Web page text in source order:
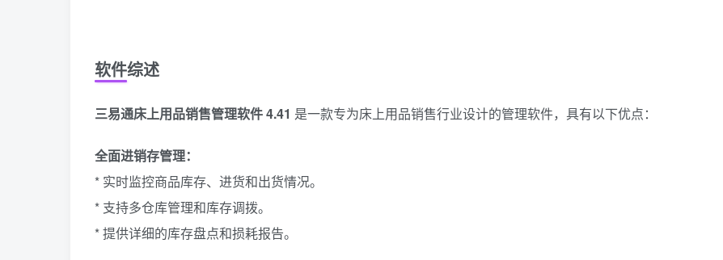
软件综述
三易通床上用品销售管理软件 4.41 是一款专为床上用品销售行业设计的管理软件，具有以下优点：
全面进销存管理：
* 实时监控商品库存、进货和出货情况。
* 支持多仓库管理和库存调拨。
* 提供详细的库存盘点和损耗报告。